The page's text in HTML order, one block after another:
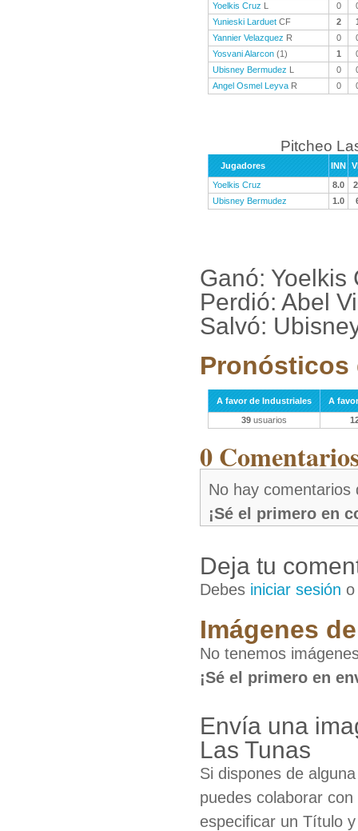
Yoelkis Cruz L 0
Yunieski Larduet CF 2
Yannier Velazquez R 0
Yosvani Alarcon (1) 1
Ubisney Bermudez L 0
Angel Osmel Leyva R 0
Pitcheo
Jugadores INN
Yoelkis Cruz
8.0
Ubisney Bermudez
1.0
Ganó: Yoelkis
Perdió: Abel
Salvó:
Pronósticos
A favor de Industriales
A
39 usuarios
0
No hay comentarios
¡Sé el primero en
Deja tu
Debes iniciar sesión
Imágenes
No tenemos
¡Sé el primero en
Envía una
Las Tunas
Si dispones de
puedes colaborar
especificar un Título